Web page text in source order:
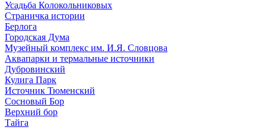
Усадьба Колокольниковых
Страничка истории
Берлога
Городская Дума
Музейный комплекс им. И.Я. Словцова
Аквапарки и термальные источники
Дубровинский
Кулига Парк
Источник Тюменский
Сосновый Бор
Верхний бор
Тайга